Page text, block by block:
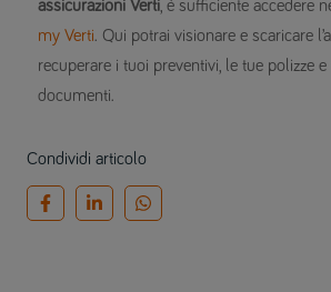
assicurazioni Verti , è sufficiente accedere
my Verti. Qui potrai visionare e scaricare
recuperare i tuoi preventivi, le tue polizze
documenti.
Condividi articolo